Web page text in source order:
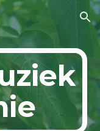
Skip to navigation